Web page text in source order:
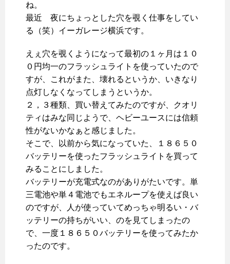
ね。
最近 夜にちょっとした穴を覗く仕事をしてい
る（笑）イーガレージ横浜です。
えぇ穴を覗くようになって最初の１ヶ月は１０
０円均一のフラッシュライトを使っていたので
すが、これがまた、壊れるというか、いきなり
点灯しなくなってしまうというか。
２，３種類、買い替えてみたのですが、クオリ
ティはみな同じようで、ヘビーユースには信頼
性がないかなぁと感じました。
そこで、以前から気になっていた、１８６５０
バッテリーを使ったフラッシュライトを買って
みることにしました。
バッテリーが充電式なのがありがたいです。単
三電池や単４電池でもエネループを使えば良い
のですが、人が使っていてめっちゃ明るい・バ
ッテリーの持ちがいい、のを見てしまったの
で、一度１８６５０バッテリーを使ってみたか
ったのです。